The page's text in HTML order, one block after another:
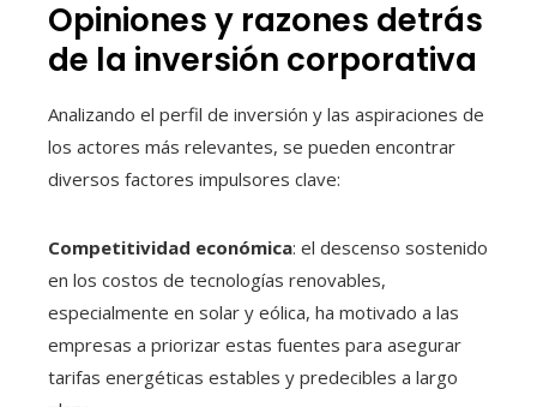
Opiniones y razones detrás
de la inversión corporativa
Analizando el perfil de inversión y las aspiraciones de
los actores más relevantes, se pueden encontrar
diversos factores impulsores clave:
Competitividad económica: el descenso sostenido
en los costos de tecnologías renovables,
especialmente en solar y eólica, ha motivado a las
empresas a priorizar estas fuentes para asegurar
tarifas energéticas estables y predecibles a largo